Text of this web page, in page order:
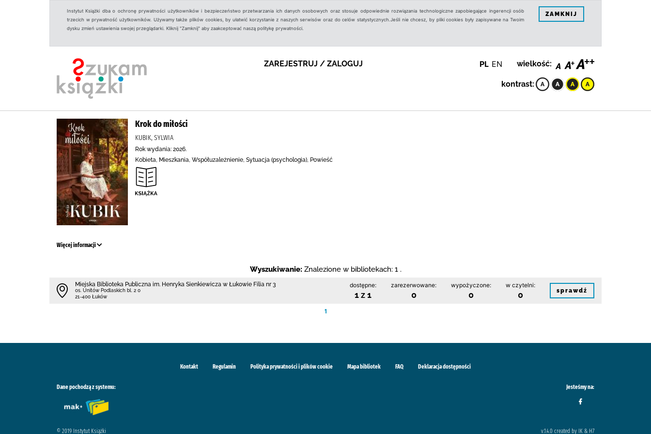
Instytut Książki dba o ochronę prywatności użytkowników i bezpieczeństwo przetwarzania ich danych osobowych oraz stosuje odpowiednie rozwiązania technologiczne zapobiegające ingerencji osób
trzecich w prywatność użytkowników. Używamy także plików cookies, by ułatwić korzystanie z naszych serwisów oraz do celów statystycznych.Jeśli nie chcesz, by pliki cookies były zapisywane na Twoim
dysku zmień ustawienia swojej przeglądarki. Kliknij "Zamknij" aby zaakceptować naszą politykę prywatności.
ZAMKNIJ
ZAREJESTRUJ / ZALOGUJ PL EN wielkość:
kontrast:
Krok do miłości
KUBIK, SYLWIA
Rok wydania: 2026.
Kobieta, Mieszkania, Współuzależnienie, Sytuacja (psychologia), Powieść
Więcej informacji
Wyszukiwanie: Znalezione w bibliotekach: 1 .
Miejska Biblioteka Publiczna im. Henryka Sienkiewicza w Łukowie Filia nr 3
os. Unitów Podlaskich bl. 2 0
21-400 Łuków
dostępne:
1 z 1
zarezerwowane:
0
wypożyczone:
0
w czytelni:
0 sprawdź
1
Kontakt Regulamin Polityka prywatności i plików cookie Mapa bibliotek FAQ Deklaracja dostępności
Dane pochodzą z systemu: Jesteśmy na:
© 2019 Instytut Książki v.1.4.0 created by IK & H7